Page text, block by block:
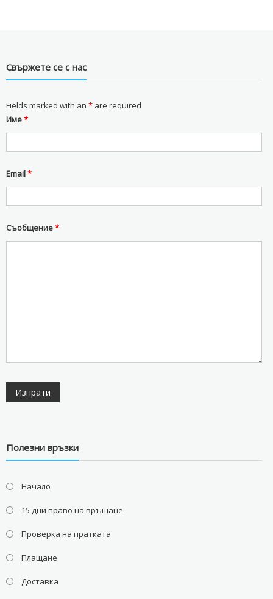
Свържете се с нас
Fields marked with an *are required
Име*
Email*
Съобщение*
Полезни връзки
Начало
15 дни право на връщане
Проверка на пратката
Плащане
Доставка